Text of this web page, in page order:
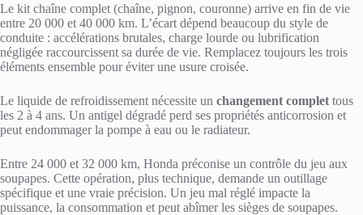
Le kit chaîne complet (chaîne, pignon, couronne) arrive en fin de vie
entre 20 000 et 40 000 km. L’écart dépend beaucoup du style de
conduite : accélérations brutales, charge lourde ou lubrification
négligée raccourcissent sa durée de vie. Remplacez toujours les trois
éléments ensemble pour éviter une usure croisée.
Le liquide de refroidissement nécessite un changement complet tous
les 2 à 4 ans. Un antigel dégradé perd ses propriétés anticorrosion et
peut endommager la pompe à eau ou le radiateur.
Entre 24 000 et 32 000 km, Honda préconise un contrôle du jeu aux
soupapes. Cette opération, plus technique, demande un outillage
spécifique et une vraie précision. Un jeu mal réglé impacte la
puissance, la consommation et peut abîmer les sièges de soupapes.